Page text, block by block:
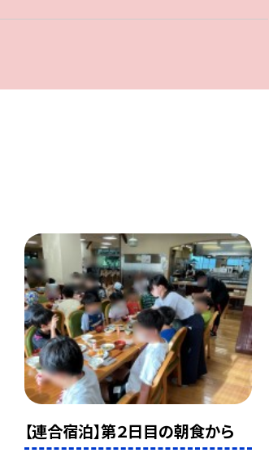
【連合宿泊】第２日目の朝食から